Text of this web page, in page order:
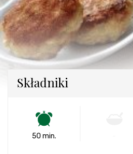
Składniki
50 min.